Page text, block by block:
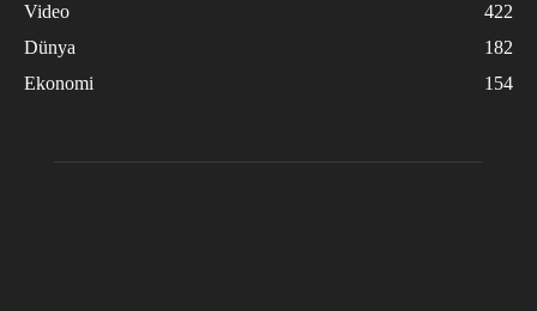
Video
422
Dünya
182
Ekonomi
154